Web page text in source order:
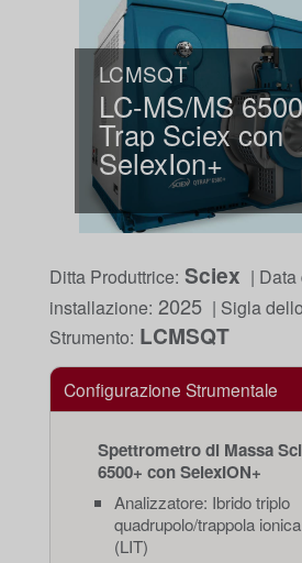
LCMSQT
LC-MS/MS
Trap Sciex con
SelexIon+
Ditta Produttrice: Sciex | Data
installazione: 2025 | Sigla dello
Strumento: LCMSQT
Configurazione Strumentale
Spettrometro di Massa
6500+ con SelexION+
Analizzatore: Ibrido triplo
quadrupolo/trappola
(LIT)